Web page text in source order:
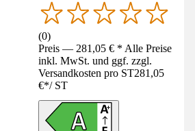
(0)
Preis — 281,05 € * Alle Preise
inkl. MwSt. und ggf. zzgl.
Versandkosten pro ST281,05
€*/ ST